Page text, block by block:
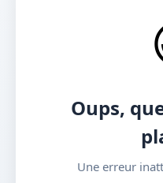
Oups,
Une erreur